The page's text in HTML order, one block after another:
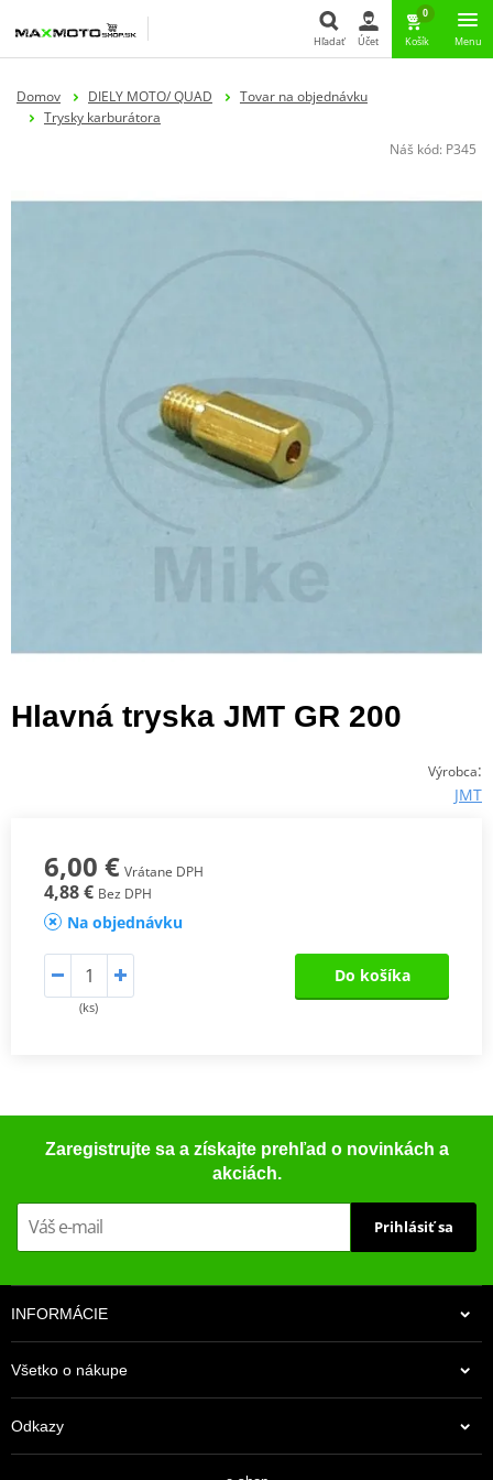
Hľadať Účet
0
Košík Menu
Domov DIELY MOTO/ QUAD
Tovar na objednávku
Trysky karburátora
Náš kód: P345
Hlavná tryska JMT GR 200
Výrobca:
JMT
6,00 € Vrátane DPH
4,88 € Bez DPH
Na objednávku
(ks)
Do košíka
Zaregistrujte sa a získajte prehľad o novinkách a
akciách.
Prihlásiť sa
INFORMÁCIE
Všetko o nákupe
Odkazy